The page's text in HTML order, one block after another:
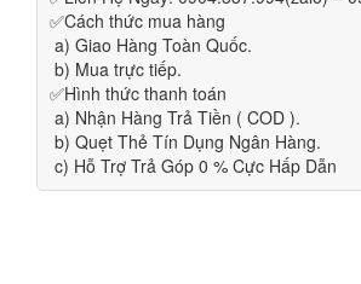
✅Cách thức mua hàng
a) Giao Hàng Toàn Quốc.
b) Mua trực tiếp.
✅Hình thức thanh toán
a) Nhận Hàng Trả Tiền ( COD ).
b) Quẹt Thẻ Tín Dụng Ngân Hàng.
c) Hỗ Trợ Trả Góp 0 % Cực Hấp Dẫn